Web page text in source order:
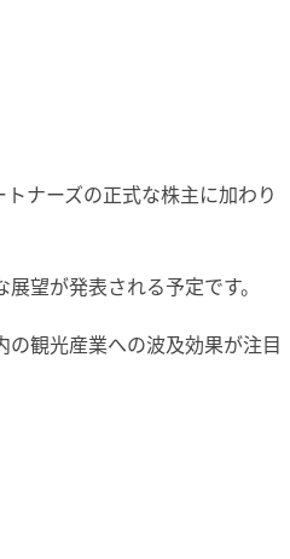
ナーズの正式な株主に加わり
望が発表される予定です。
の観光産業への波及効果が注目